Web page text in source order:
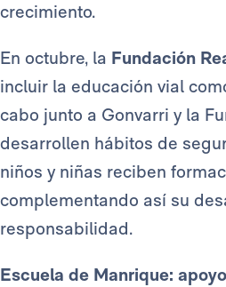
crecimiento.
En octubre, la Fundación
incluir la educación vial
cabo junto a Gonvarri y la
desarrollen hábitos de
niños y niñas reciben
complementando así su
responsabilidad.
Escuela de Manrique: